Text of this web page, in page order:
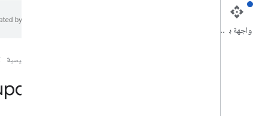
الصفحة الرئيسية
واجهة برمجة التطبيقات